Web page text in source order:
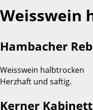
Weisswein
Hambacher
Weisswein halbtrocken
Herzhaft und saftig.
Kerner Kabinett